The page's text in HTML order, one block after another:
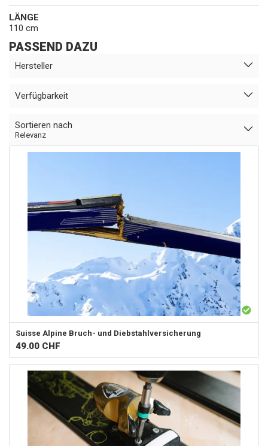
LÄNGE
110 cm
PASSEND DAZU
Hersteller
Verfügbarkeit
Sortieren nach
Relevanz
Suisse Alpine Bruch- und Diebstahlversicherung
49.00 CHF